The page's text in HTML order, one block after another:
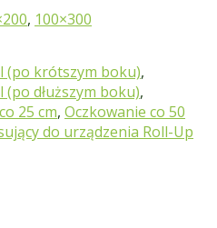
, 100×300
(po krótszym boku),
dłuższym boku),
25 cm, Oczkowanie co 50
do urządzenia Roll-Up